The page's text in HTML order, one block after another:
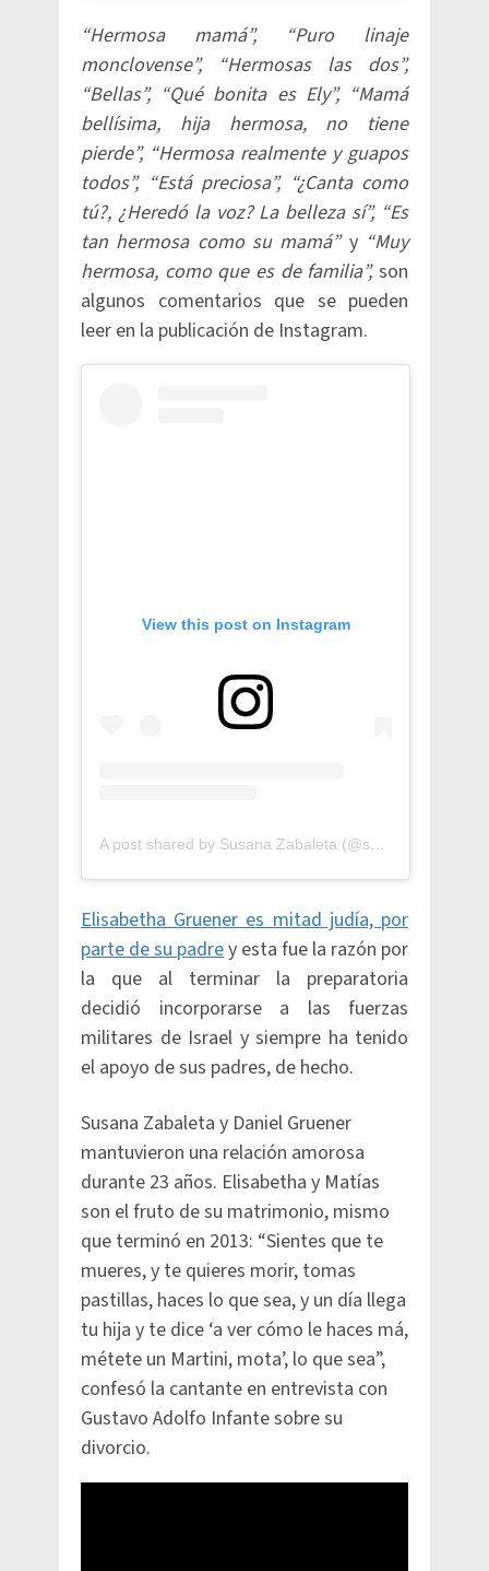
“Hermosa mamá”, “Puro linaje
monclovense”, “Hermosas las dos”,
“Bellas”, “Qué bonita es Ely”, “Mamá
bellísima, hija hermosa, no tiene
pierde”, “Hermosa realmente y guapos
todos”, “Está preciosa”, “¿Canta como
tú?, ¿Heredó la voz? La belleza sí”, “Es
tan hermosa como su mamá”y “Muy
hermosa, como que es de familia”,son
algunos comentarios que se pueden
leer en la publicación de Instagram.
View this post on Instagram
A post shared by Susana Zabaleta (@susanazabaleta)
Elisabetha Gruener es mitad judía, por
parte de su padrey esta fue la razón por
la que al terminar la preparatoria
decidió incorporarse a las fuerzas
militares de Israel y siempre ha tenido
el apoyo de sus padres, de hecho.​
Susana Zabaleta y Daniel Gruener
mantuvieron una relación amorosa
durante 23 años. Elisabetha y Matías
son el fruto de su matrimonio, mismo
que terminó en 2013: “Sientes que te
mueres, y te quieres morir, tomas
pastillas, haces lo que sea, y un día llega
tu hija y te dice ‘a ver cómo le haces má,
métete un Martini, mota’, lo que sea”,
confesó la cantante en entrevista con
Gustavo Adolfo Infante sobre su
divorcio.